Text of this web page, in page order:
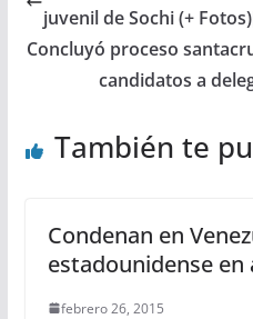
juvenil de Sochi (+
Concluyó proceso
candidatos a
También te
Condenan en
estadounidense
febrero 26, 2015